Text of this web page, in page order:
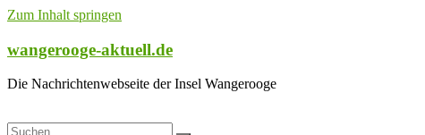
Zum Inhalt springen
wangerooge-aktuell.de
Die Nachrichtenwebseite der Insel Wangerooge